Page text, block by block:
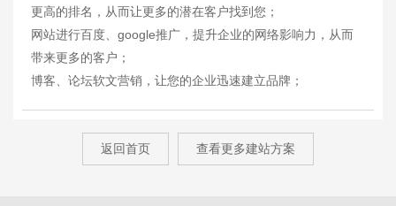
更高的排名，从而让更多的潜在客户找到您；
网站进行百度、google推广，提升企业的网络影响力，从而
带来更多的客户；
博客、论坛软文营销，让您的企业迅速建立品牌；
返回首页 查看更多建站方案